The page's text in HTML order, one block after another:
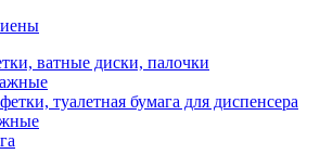
ватные диски, палочки
туалетная бумага для диспенсера